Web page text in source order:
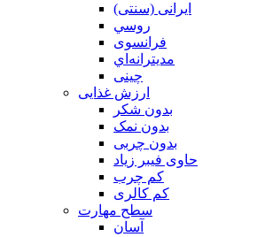
ایرانی (سنتی)
روسي
فرانسوی
مديترانه‌اي
چینی
ارزش غذایی
بدون شکر
بدون نمک
بدون چربی
حاوی فیبر زیاد
کم چرب
کم کالری
سطح مهارت
آسان